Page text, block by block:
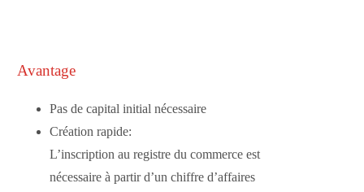
Avantage
Pas de capital initial nécessaire
Création rapide:
L’inscription au registre du commerce est
nécessaire à partir d’un chiffre d’affaires